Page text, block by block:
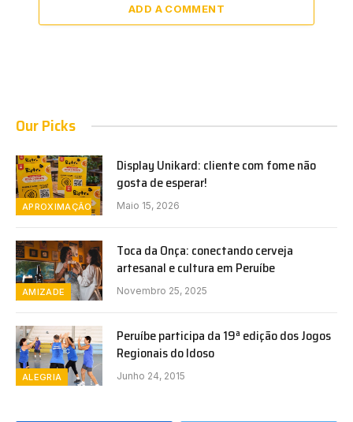
ADD A COMMENT
Our Picks
APROXIMAÇÃO
Display Unikard: cliente com fome não
gosta de esperar!
Maio 15, 2026
AMIZADE
Toca da Onça: conectando cerveja
artesanal e cultura em Peruíbe
Novembro 25, 2025
ALEGRIA
Peruíbe participa da 19ª edição dos Jogos
Regionais do Idoso
Junho 24, 2015